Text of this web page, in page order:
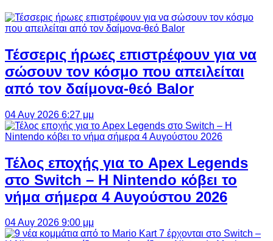
Τέσσερις ήρωες επιστρέφουν για να
σώσουν τον κόσμο που απειλείται
από τον δαίμονα-θεό Balor
04 Αυγ 2026 6:27 μμ
Τέλος εποχής για το Apex Legends
στο Switch – Η Nintendo κόβει το
νήμα σήμερα 4 Αυγούστου 2026
04 Αυγ 2026 9:00 μμ